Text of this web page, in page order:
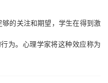
的关注和期望，学生在得到激
为。心理学家将这种效应称为